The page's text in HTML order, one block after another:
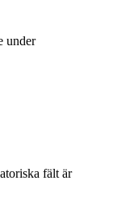
under
fält är